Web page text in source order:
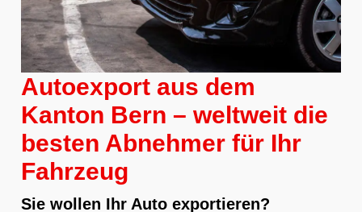
Autoexport aus dem
Kanton Bern – weltweit die
besten Abnehmer für Ihr
Fahrzeug
Sie wollen Ihr Auto exportieren?